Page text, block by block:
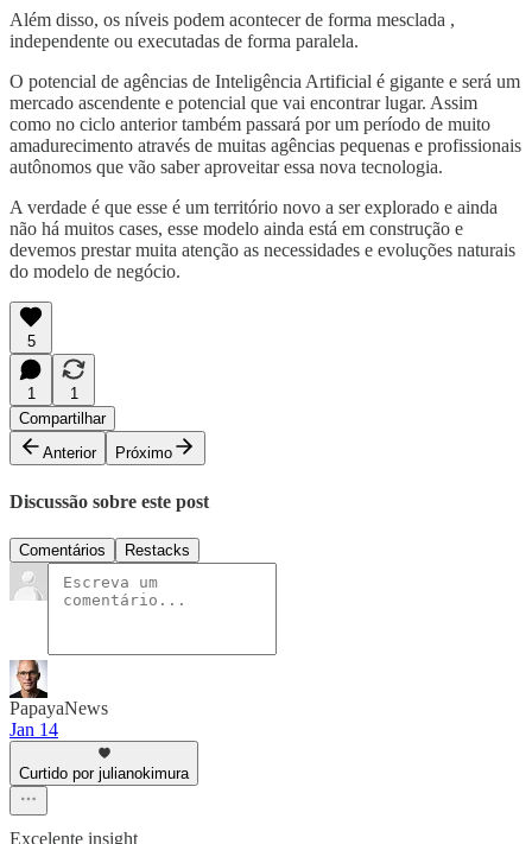
Além disso, os níveis podem acontecer de forma mesclada ,
independente ou executadas de forma paralela.
O potencial de agências de Inteligência Artificial é gigante e será um
mercado ascendente e potencial que vai encontrar lugar. Assim
como no ciclo anterior também passará por um período de muito
amadurecimento através de muitas agências pequenas e profissionais
autônomos que vão saber aproveitar essa nova tecnologia.
A verdade é que esse é um território novo a ser explorado e ainda
não há muitos cases, esse modelo ainda está em construção e
devemos prestar muita atenção as necessidades e evoluções naturais
do modelo de negócio.
5
1
1
Compartilhar
Anterior
Próximo
Discussão sobre este post
Comentários Restacks
PapayaNews
Jan 14
Curtido por julianokimura
Excelente insight